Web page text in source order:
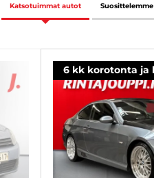
Katsotuimmat autot Suosittelemme